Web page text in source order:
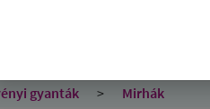
gyanták Mirhák